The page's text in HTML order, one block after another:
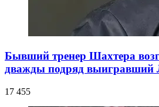
Бывший тренер Шахтера
дважды подряд выигравший
17 455